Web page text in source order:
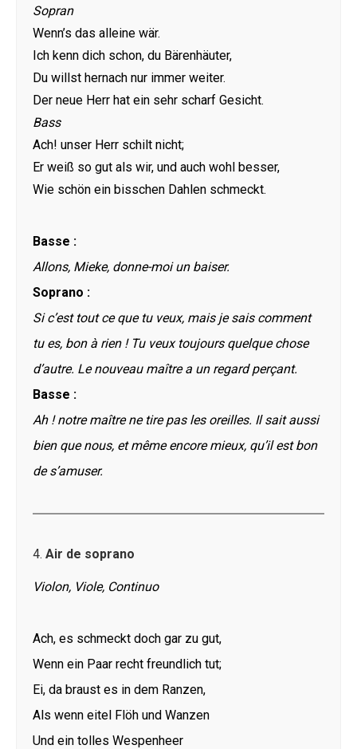
Sopran
Wenn’s das alleine wär.
Ich kenn dich schon, du Bärenhäuter,
Du willst hernach nur immer weiter.
Der neue Herr hat ein sehr scharf Gesicht.
Bass
Ach! unser Herr schilt nicht;
Er weiß so gut als wir, und auch wohl besser,
Wie schön ein bisschen Dahlen schmeckt.
Basse :
Allons, Mieke, donne-moi un baiser.
Soprano :
Si c’est tout ce que tu veux, mais je sais comment
tu es, bon à rien ! Tu veux toujours quelque chose
d’autre. Le nouveau maître a un regard perçant.
Basse :
Ah ! notre maître ne tire pas les oreilles. Il sait aussi
bien que nous, et même encore mieux, qu’il est bon
de s’amuser.
4. Air de soprano
Violon, Viole, Continuo
Ach, es schmeckt doch gar zu gut,
Wenn ein Paar recht freundlich tut;
Ei, da braust es in dem Ranzen,
Als wenn eitel Flöh und Wanzen
Und ein tolles Wespenheer